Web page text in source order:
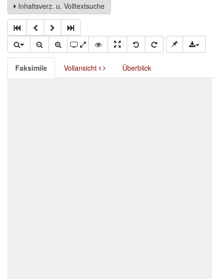
Inhaltsverz. u. Volltextsuche
Faksimile Vollansicht Überblick